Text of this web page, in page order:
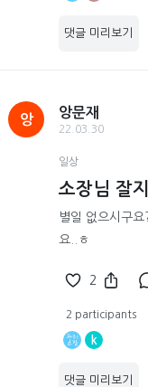
댓글 미리보기
앙
앙문재
22.03.30
일상
소장님 잘
별일 없으시구
요..ㅎ
2
2 participants
k
댓글 미리보기